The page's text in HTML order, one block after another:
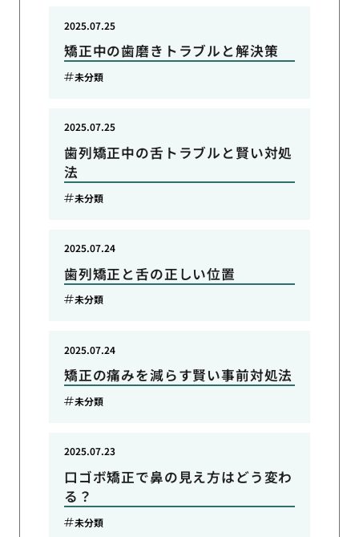
矯正中の歯磨きトラブルと解決策
2025.07.25
未分類
歯列矯正中の舌トラブルと賢い対処
法
2025.07.25
未分類
歯列矯正と舌の正しい位置
2025.07.24
未分類
矯正の痛みを減らす賢い事前対処法
2025.07.24
未分類
口ゴボ矯正で鼻の見え方はどう変わ
る？
2025.07.23
未分類